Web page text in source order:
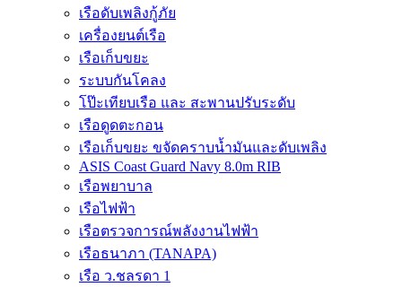
เรือดับเพลิงกู้ภัย
เครื่องยนต์เรือ
เรือเก็บขยะ
ระบบกันโคลง
โป๊ะเทียบเรือ และ สะพานปรับระดับ
เรือดูดตะกอน
เรือเก็บขยะ ขจัดคราบน้ำมันและดับเพลิง
ASIS Coast Guard Navy 8.0m RIB
เรือพยาบาล
เรือไฟฟ้า
เรือตรวจการณ์พลังงานไฟฟ้า
เรือธนาภา (TANAPA)
เรือ ว.ชลรดา 1